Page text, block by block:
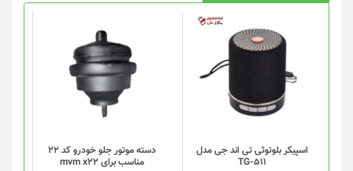
اسپیکر بلوتوثی تی اند جی مدل
TG-511
دسته موتور جلو خودرو کد 22
مناسب برای mvm x22